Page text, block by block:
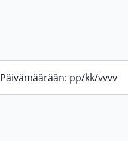
Päivämäärään: pp/kk/vvvv